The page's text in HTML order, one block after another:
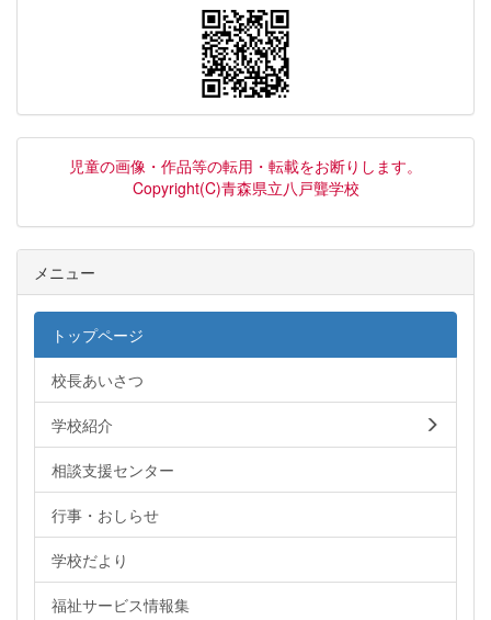
児童の画像・作品等の転用・転載をお断りします。
Copyright(C)青森県立八戸聾学校
メニュー
トップページ
校長あいさつ
学校紹介
相談支援センター
行事・おしらせ
学校だより
福祉サービス情報集